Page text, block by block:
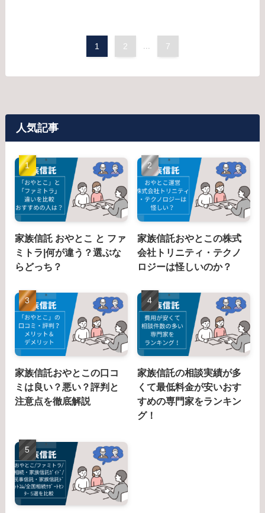
1 2 ... 7
人気記事
家族信託 おやとこ と ファ
ミトラ|何が違う？選ぶな
らどっち？
家族信託おやとこの株式
会社トリニティ・テクノ
ロジーは怪しいのか？
家族信託おやとこの口コ
ミは良い？悪い？評判と
注意点を徹底解説
家族信託の相談実績が多
くて最低料金が安いおす
すめの専門家をランキン
グ！